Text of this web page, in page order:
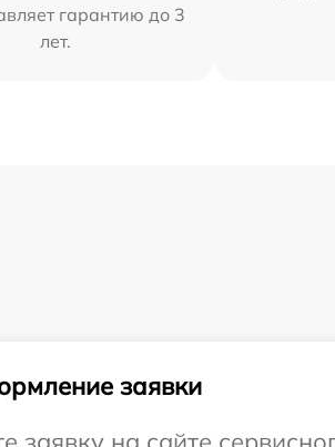
гарантию до 3
лет.
заявки